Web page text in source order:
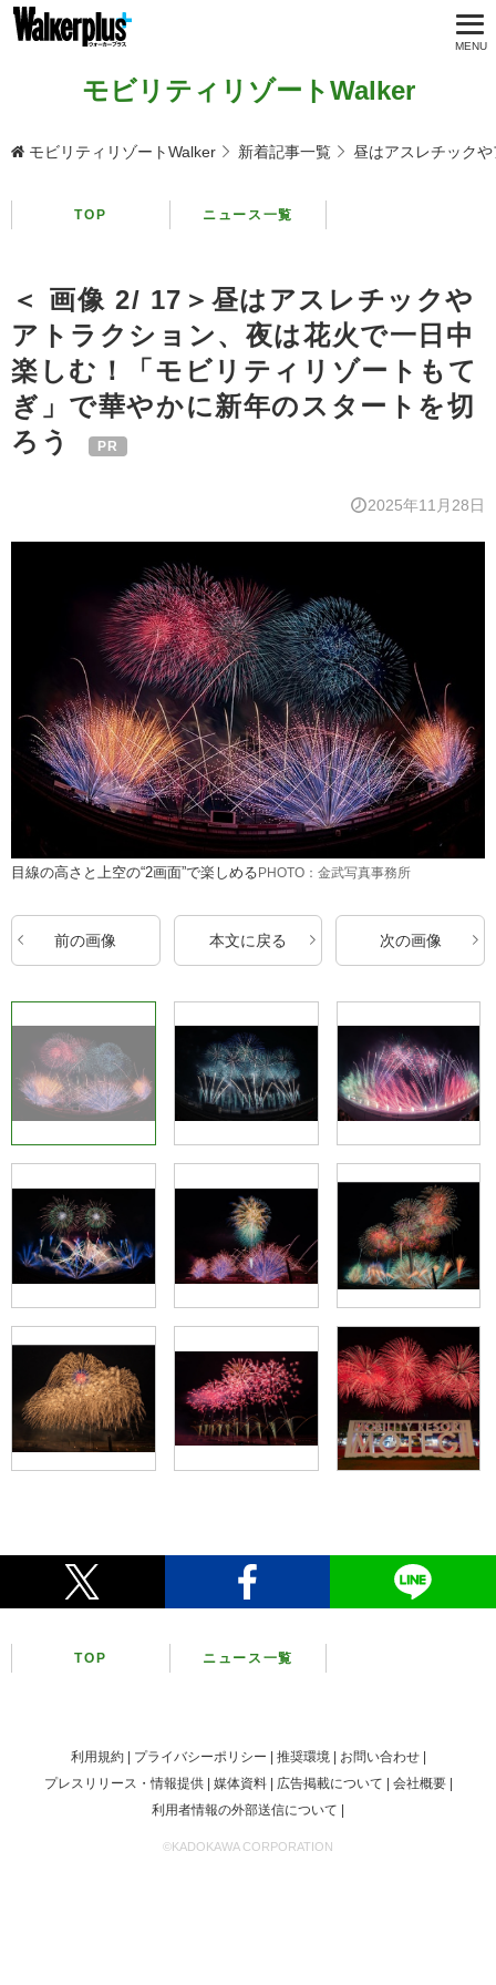
モビリティリゾートWalker
モビリティリゾートWalker 新着記事一覧 昼はアスレチック
TOP ニュース一覧
＜ 画像 2/ 17＞昼はアスレチックや
アトラクション、夜は花火で一日中
楽しむ！「モビリティリゾートもて
ぎ」で華やかに新年のスタートを切
ろう
2025年11月28日
目線の高さと上空の“2画面”で楽しめるPHOTO：金武写真事務所
前の画像 本文に戻る 次の画像
TOP ニュース一覧
利用規約 プライバシーポリシー 推奨環境
お問い合わせ
プレスリリース・情報提供
媒体資料 広告掲載について
会社概要
利用者情報の外部送信について
©KADOKAWA CORPORATION